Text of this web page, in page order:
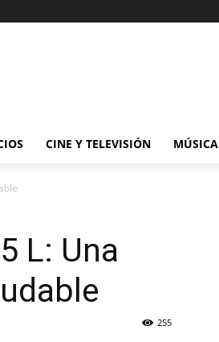
CINE Y TELEVISIÓN MÚSICA
L: Una
255